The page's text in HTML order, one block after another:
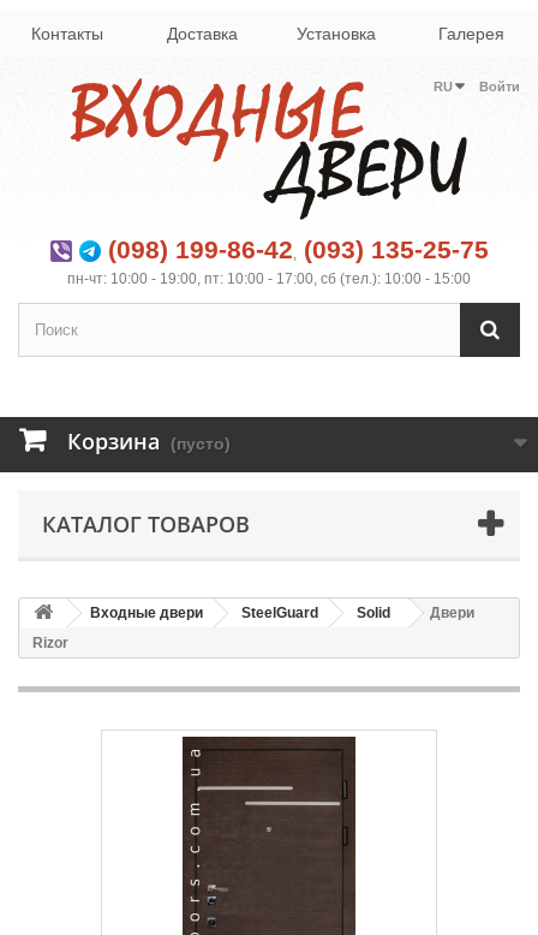
Контакты Доставка Установка Галерея
Войти
RU
(098) 199-86-42, (093) 135-25-75
пн-чт: 10:00 - 19:00, пт: 10:00 - 17:00, сб (тел.): 10:00 - 15:00
Корзина (пусто)
КАТАЛОГ ТОВАРОВ
Входные двери SteelGuard Solid
Двери
Rizor